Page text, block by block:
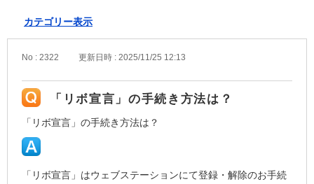
カテゴリー表示
No : 2322 更新日時 : 2025/11/25 12:13
「リボ宣言」の手続き方法は？
「リボ宣言」の手続き方法は？
「リボ宣言」はウェブステーションにて登録・解除のお手続